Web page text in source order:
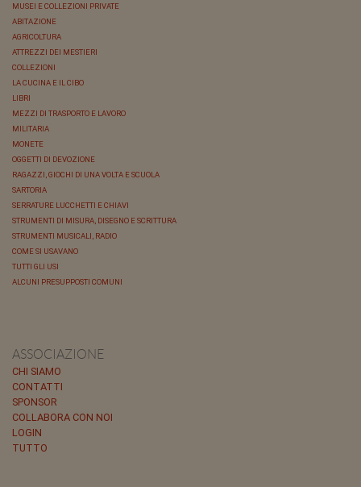
MUSEI E COLLEZIONI PRIVATE
ABITAZIONE
AGRICOLTURA
ATTREZZI DEI MESTIERI
COLLEZIONI
LA CUCINA E IL CIBO
LIBRI
MEZZI DI TRASPORTO E LAVORO
MILITARIA
MONETE
OGGETTI DI DEVOZIONE
RAGAZZI, GIOCHI DI UNA VOLTA E SCUOLA
SARTORIA
SERRATURE LUCCHETTI E CHIAVI
STRUMENTI DI MISURA, DISEGNO E SCRITTURA
STRUMENTI MUSICALI, RADIO
COME SI USAVANO
TUTTI GLI USI
ALCUNI PRESUPPOSTI COMUNI
ASSOCIAZIONE
CHI SIAMO
CONTATTI
SPONSOR
COLLABORA CON NOI
LOGIN
TUTTO